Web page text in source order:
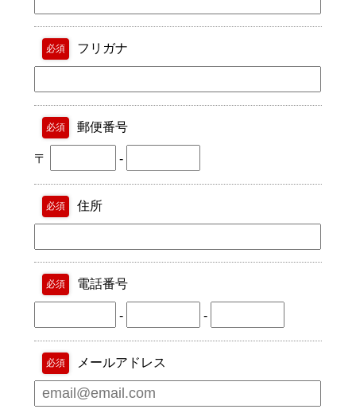
必須 フリガナ
必須 郵便番号
〒 -
必須 住所
必須 電話番号
- -
必須 メールアドレス